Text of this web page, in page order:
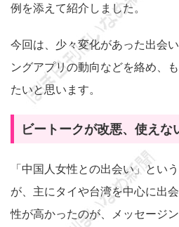
例を添えて紹介しました。
今回は、少々変化があった出会
ングアプリの動向などを絡め、
たいと思います。
ビートークが改悪、使えな
「中国人女性との出会い」とい
が、主にタイや台湾を中心に出
性が高かったのが、メッセージ